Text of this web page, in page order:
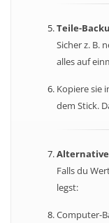
Teile-
Sicher z. B.
alles auf
Kopiere sie
dem Stick.
Alternative
Falls du
legst:
Computer-